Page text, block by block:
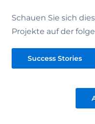
Schauen Sie sich
Projekte auf der
Success Stories